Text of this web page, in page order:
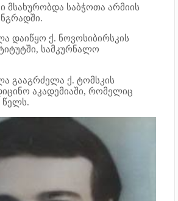
მსახურობდა საბჭოთა არმიის
დაიწყო ქ. ნოვოსიბირსკის
სამკურნალო
გააგრძელა ქ. ტომსკის
აკადემიაში, რომელიც
წელს.